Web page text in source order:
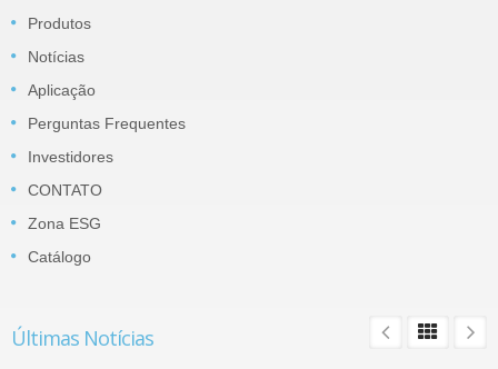
Produtos
Notícias
Aplicação
Perguntas Frequentes
Investidores
CONTATO
Zona ESG
Catálogo
Últimas Notícias